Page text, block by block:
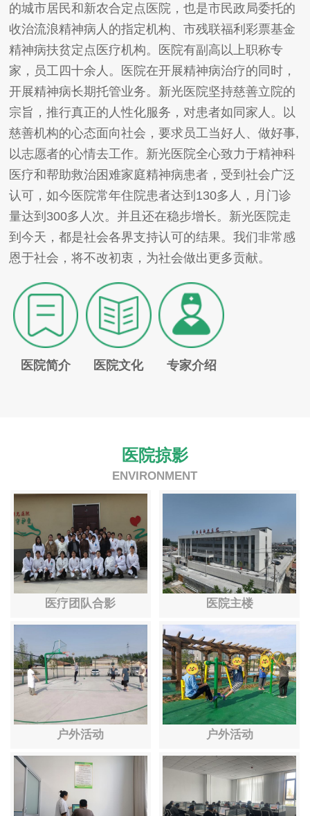
的城市居民和新农合定点医院，也是市民政局委托的
收治流浪精神病人的指定机构、市残联福利彩票基金
精神病扶贫定点医疗机构。医院有副高以上职称专
家，员工四十余人。医院在开展精神病治疗的同时，
开展精神病长期托管业务。新光医院坚持慈善立院的
宗旨，推行真正的人性化服务，对患者如同家人。以
慈善机构的心态面向社会，要求员工当好人、做好事,
以志愿者的心情去工作。新光医院全心致力于精神科
医疗和帮助救治困难家庭精神病患者，受到社会广泛
认可，如今医院常年住院患者达到130多人，月门诊
量达到300多人次。并且还在稳步增长。新光医院走
到今天，都是社会各界支持认可的结果。我们非常感
恩于社会，将不改初衷，为社会做出更多贡献。
医院简介 医院文化 专家介绍
医院掠影
ENVIRONMENT
医疗团队合影 医院主楼
户外活动 户外活动